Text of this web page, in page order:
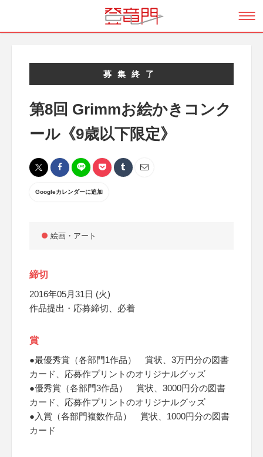
募集終了
第8回 Grimmお絵かきコンク
ール《9歳以下限定》
Googleカレンダーに追加
絵画・アート
締切
2016年05月31日 (火)
作品提出・応募締切、必着
賞
●最優秀賞（各部門1作品） 賞状、3万円分の図書
カード、応募作プリントのオリジナルグッズ
●優秀賞（各部門3作品） 賞状、3000円分の図書
カード、応募作プリントのオリジナルグッズ
●入賞（各部門複数作品） 賞状、1000円分の図書
カード